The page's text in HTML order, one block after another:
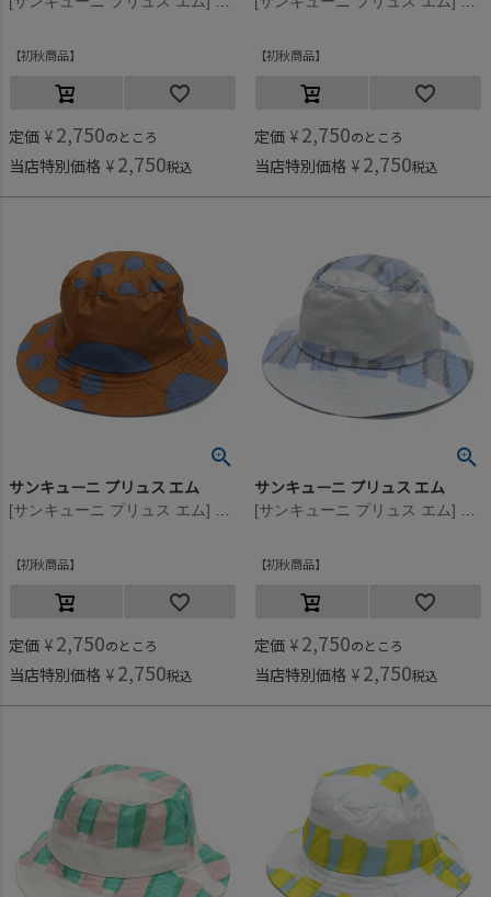
初秋商品
定価 ¥ 2,750のところ
当店特別価格 ¥ 2,750税込
初秋商品
定価 ¥ 2,750のところ
当店特別価格 ¥ 2,750税込
サンキューニ プリュス エム
初秋商品
定価 ¥ 2,750のところ
当店特別価格 ¥ 2,750税込
サンキューニ プリュス エム
初秋商品
定価 ¥ 2,750のところ
当店特別価格 ¥ 2,750税込